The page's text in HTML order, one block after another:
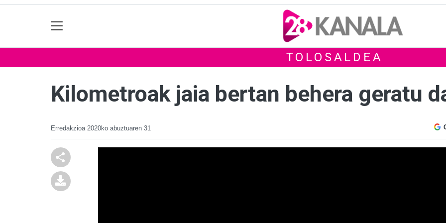
TOLOSALDEA
Kilometroak jaia bertan behera geratu
Erredakzioa 2020ko abuztuaren 31